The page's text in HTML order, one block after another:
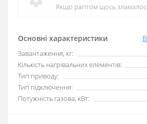
Основні характеристики
Завантаження, кг:
Кількість нагрівальних елементів:
Тип приводу:
Тип підключення:
Потужність газова, кВт:
Якщо раптом щось